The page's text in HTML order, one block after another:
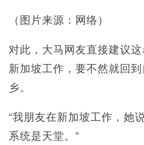
（图片来源：网络）
对此，大马网友直接建议这
新加坡工作，要不然就回
乡。
“我朋友在新加坡工作，她
系统是天堂。”